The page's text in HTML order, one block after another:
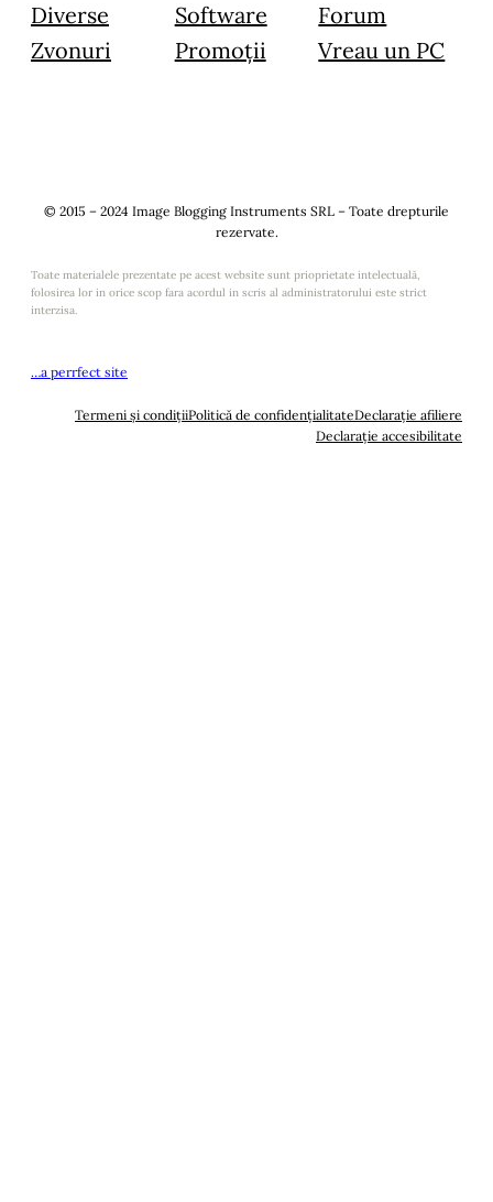
Diverse
Zvonuri
Software
Promoții
Forum
Vreau un PC
© 2015 – 2024 Image Blogging Instruments SRL – Toate drepturile
rezervate.
Toate materialele prezentate pe acest website sunt prioprietate intelectuală,
folosirea lor in orice scop fara acordul in scris al administratorului este strict
interzisa.
…a perrfect site
Termeni și condițiiPolitică de confidențialitateDeclarație afiliere
Declarație accesibilitate